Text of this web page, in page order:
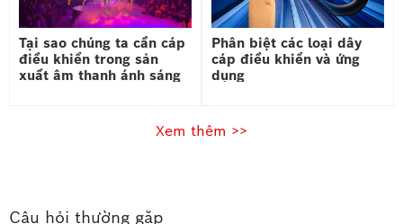
Ở một số nơi, cáp có vỏ bọc PVC bên ngoài và bên
trong có chứa axit halogen ít hơn 15% tổng khối khi
được nung nóng đến 800°C.
hoặc lớp lưới bằng đồng được bện lại với nhau.
Tại sao chúng ta cần cáp
điều khiển trong sản
xuất âm thanh ánh sáng
Phân biệt các loại dây
cáp điều khiển và ứng
dụng
Xem thêm >>
Câu hỏi thường gặp